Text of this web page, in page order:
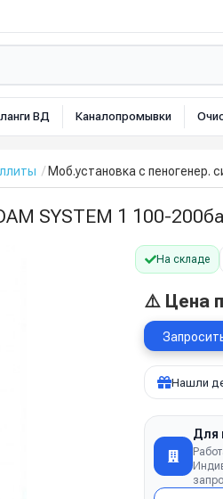
ВД Каналопромывки
Моб.установка с пеногенер.
SYSTEM 1 100-
На складе
⚠️ Цена
Нашли
Для